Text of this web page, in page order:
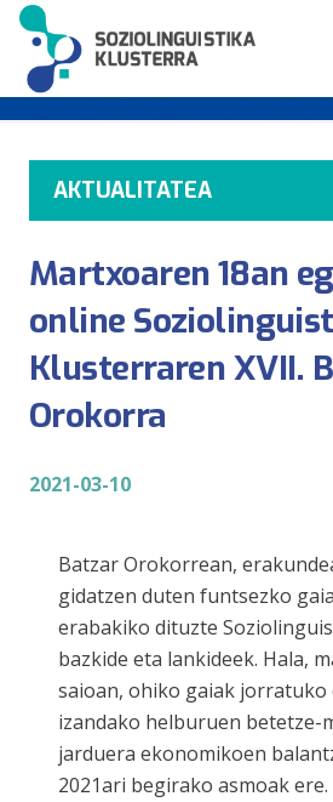
AKTUALITATEA
Martxoaren 18an
online
Klusterraren XVII.
Orokorra
2021-03-10
Batzar Orokorrean,
gidatzen duten funtsezko
erabakiko dituzte
bazkide eta lankideek. Hala,
saioan, ohiko gaiak jorratuko
izandako helburuen betetze-
jarduera ekonomikoen
2021ari begirako asmoak ere.